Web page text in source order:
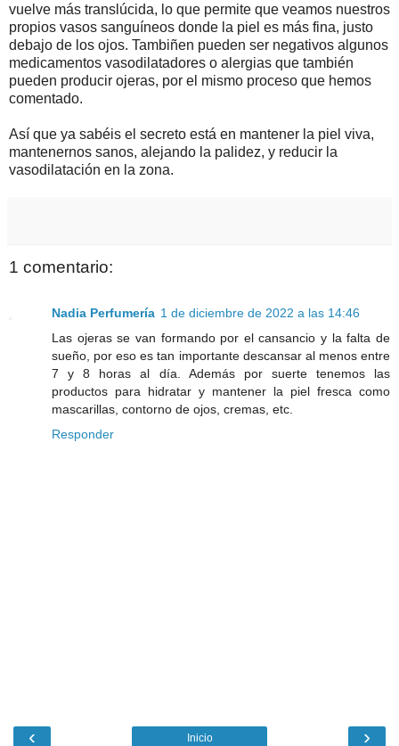
vuelve más translúcida, lo que permite que veamos nuestros
propios vasos sanguíneos donde la piel es más fina, justo
debajo de los ojos. Tambiñen pueden ser negativos algunos
medicamentos vasodilatadores o alergias que también
pueden producir ojeras, por el mismo proceso que hemos
comentado.
Así que ya sabéis el secreto está en mantener la piel viva,
mantenernos sanos, alejando la palidez, y reducir la
vasodilatación en la zona.
1 comentario:
Nadia Perfumería 1 de diciembre de 2022 a las 14:46
Las ojeras se van formando por el cansancio y la falta de
sueño, por eso es tan importante descansar al menos entre
7 y 8 horas al día. Además por suerte tenemos las
productos para hidratar y mantener la piel fresca como
mascarillas, contorno de ojos, cremas, etc.
Responder
‹ ›
Inicio